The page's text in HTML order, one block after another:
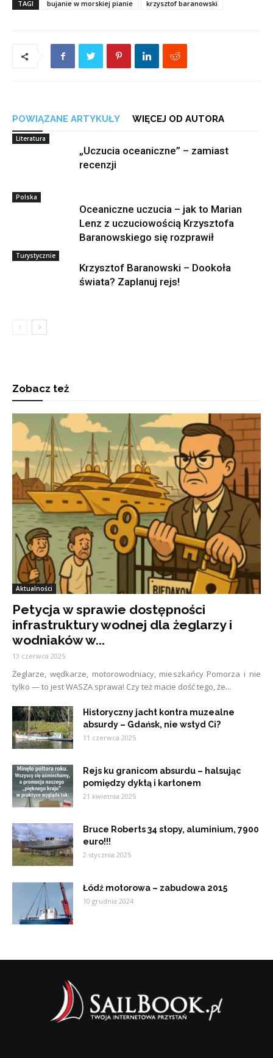
TAGI bujanie w morskiej pianie krzysztof baranowski
POWIĄZANE ARTYKUŁY WIĘCEJ OD AUTORA
Literatura
„Uczucia oceaniczne” – zamiast
recenzji
Polska
Oceaniczne uczucia – jak to Marian
Lenz z uczuciowością Krzysztofa
Baranowskiego się rozprawił
Turystycznie
Krzysztof Baranowski – Dookoła
świata? Zaplanuj rejs!
Zobacz też
Aktualności
Petycja w sprawie dostępności
infrastruktury wodnej dla żeglarzy i
wodniaków w...
13 czerwca 2025
Żeglarze, wędkarze, motorowodniacy, mieszkańcy Pomorza i nie
tylko — to jest WASZA sprawa! Czy też macie dość tego, że...
Historyczny jacht kontra muzealne
absurdy – Gdańsk, nie wstyd Ci?
11 czerwca 2025
Rejs ku granicom absurdu – halsując
pomiędzy dyktą i kartonem
21 kwietnia 2025
Bruce Roberts 34 stopy, aluminium, 7900
euro!!!
2 stycznia 2025
Łódź motorowa – zabudowa 2015
10 grudnia 2024